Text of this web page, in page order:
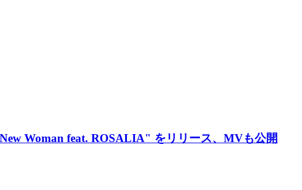
Woman feat. ROSALIA" をリリース、MVも公開